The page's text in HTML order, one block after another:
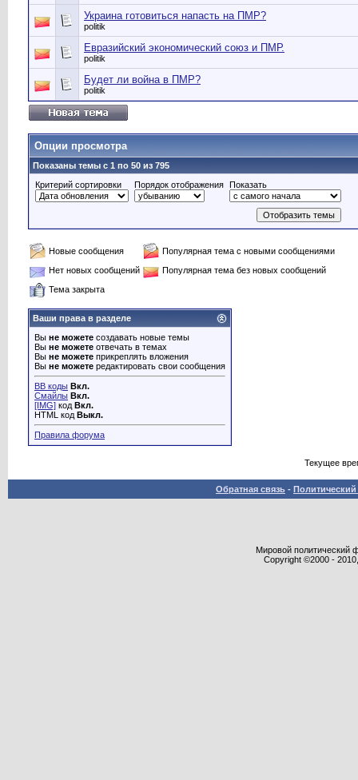
Украина готовиться напасть на ПМР?
politik
Евразийский экономический союз и ПМР.
politik
Будет ли война в ПМР?
politik
Опции просмотра
Показаны темы с 1 по 50 из 795
Критерий сортировки
Порядок отображения Показать
Новые сообщения
Популярная тема с новыми сообщениями
Нет новых сообщений
Популярная тема без новых сообщений
Тема закрыта
Ваши права в разделе
Вы не можете создавать новые темы
Вы не можете отвечать в темах
Вы не можете прикреплять вложения
Вы не можете редактировать свои сообщения
BB коды Вкл.
Смайлы Вкл.
[IMG] код Вкл.
HTML код Выкл.
Правила форума
Текущее
Обратная связь -
Мировой политический
Copyright ©2000 -